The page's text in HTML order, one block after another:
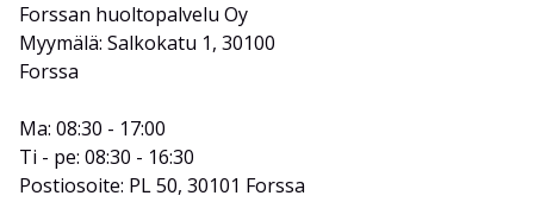
Forssan huoltopalvelu Oy
Myymälä: Salkokatu 1, 30100
Forssa
Ma: 08:30 - 17:00
Ti - pe: 08:30 - 16:30
Postiosoite: PL 50, 30101 Forssa